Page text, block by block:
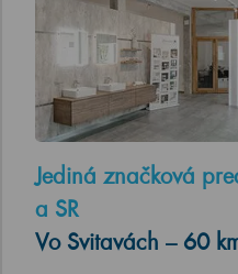
Jediná značková
a SR
Vo Svitavách – 60